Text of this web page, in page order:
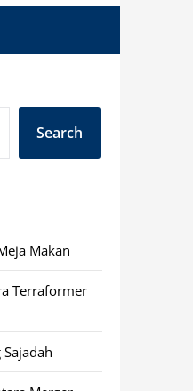
Search
Makan
Terraformer